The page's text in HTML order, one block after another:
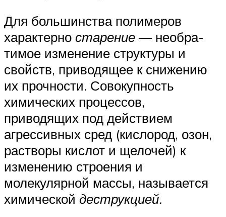
Для большинства полимеров
характерно старение — необра­
тимое изменение структуры и
свойств, приводящее к снижению
их прочности. Совокупность
химических процессов,
приводящих под действием
агрессивных сред (кислород, озон,
растворы кис­лот и щелочей) к
изменению строения и
молекулярной массы, на­зывается
химической деструкцией.